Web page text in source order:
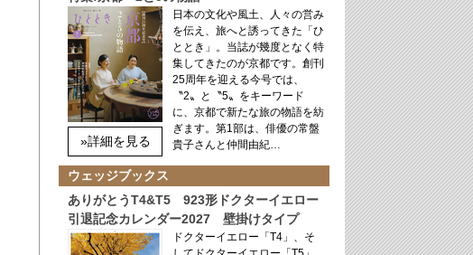
»詳細を見る
日本の文化や風土、人々の営み
を伝え、旅へと誘ってきた「ひ
ととき」。当誌が幾度となく特
集してきたのが京都です。創刊
25周年を迎える今号では、
〝2〟と〝5〟をキーワード
に、京都で新たな旅の物語を紡
ぎます。第1部は、俳優の常盤
貴子さんと仲間由紀…
ウェッジブックス
ありがとうT4&T5 923形ドクターイエロー
引退記念カレンダー2027 壁掛けタイプ
ドクターイエロー「T4」、そ